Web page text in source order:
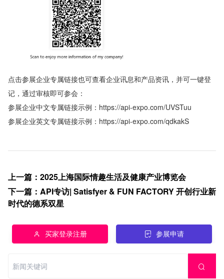
点击参展企业专属链接也可查看企业讯息和产品资讯，并可一键登
记，通过审核即可参会：
参展企业中文专属链接示例：https://api-expo.com/UVSTuu
参展企业英文专属链接示例：https://api-expo.com/qdkakS
上一篇 ： 2025上海国际情趣生活及健康产业博览会
下一篇 ： API专访| Satisfyer & FUN FACTORY 开创行业新
时代的德系双星
买家登录注册 参展申请